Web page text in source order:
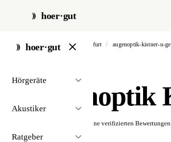
hoer·gut
hoer·gut
Hörgeräte
Akustiker
Ratgeber
start / akustiker / frankfurt / augenoptik-kistner-u-
Noch keine verifizierten Bewertungen